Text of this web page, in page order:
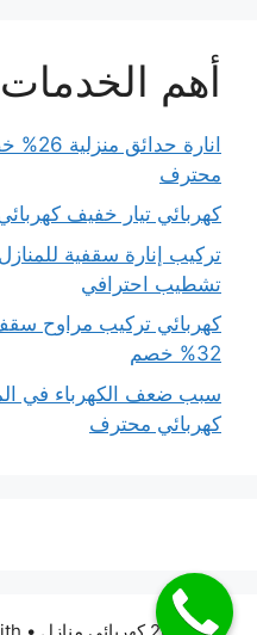
أهم الخدمات
انارة
محترف
كهربائي تيار خفيف كهربائي فيبر
تشطيب احترافي
كهربائي تركيب مراوح
32% خصم
سبب ضعف الكهرباء في
كهربائي محترف
© 2026 كهربائي منازل • Built with